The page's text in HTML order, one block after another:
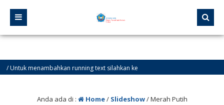
menambahkan running text silahkan ke
Anda ada di : Home/ Slideshow/Merah Putih